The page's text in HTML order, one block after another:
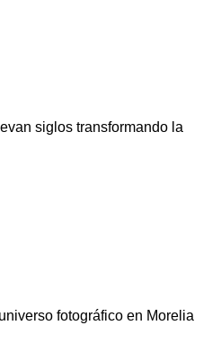
siglos transformando la
fotográfico en Morelia